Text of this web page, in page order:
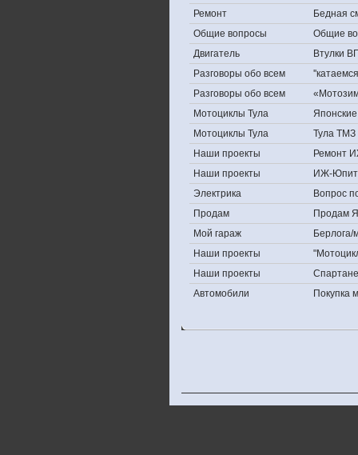
Ремонт
Бедная
Общие вопросы
Общие
Двигатель
Втулки
Разговоры обо всем
Разговоры обо всем
Мотоциклы Тула
Мотоциклы Тула
Тула ТМЗ
Наши проекты
Ремонт
Наши проекты
ИЖ-
Электрика
Вопрос
Продам
Продам
Мой гараж
Берлога/
Наши проекты
Наши проекты
Автомобили
Покупка